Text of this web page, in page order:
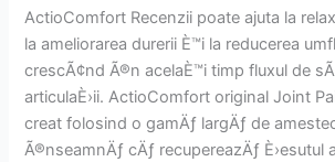
ActioComfort Recenzii poate ajuta la
la ameliorarea durerii È™i la reducerea
crescÃ¢nd Ã®n acelaÈ™i timp fluxul de
articulaÈ›ii. ActioComfort original Joint
creat folosind o gamÄƒ largÄƒ de
Ã®nseamnÄƒ cÄƒ recupereazÄƒ È›esutul